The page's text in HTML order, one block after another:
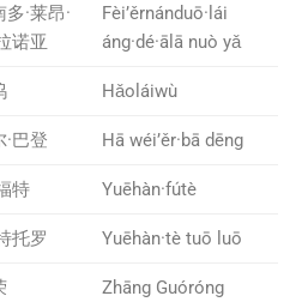
·莱昂·
诺亚
Fèi’ěrnánduō·lái
áng·dé·ālā nuò yǎ
Hǎoláiwù
·巴登 Hā wéi’ěr·bā dēng
特 Yuēhàn·fútè
托罗 Yuēhàn·tè tuō luō
Zhāng Guóróng